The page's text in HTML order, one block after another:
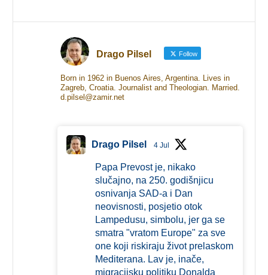
Drago Pilsel Follow
Born in 1962 in Buenos Aires, Argentina. Lives in
Zagreb, Croatia. Journalist and Theologian. Married.
d.pilsel@zamir.net
Drago Pilsel 4 Jul
Papa Prevost je, nikako
slučajno, na 250. godišnjicu
osnivanja SAD-a i Dan
neovisnosti, posjetio otok
Lampedusu, simbolu, jer ga se
smatra "vratom Europe" za sve
one koji riskiraju život prelaskom
Mediterana. Lav je, inače,
migracijsku politiku Donalda